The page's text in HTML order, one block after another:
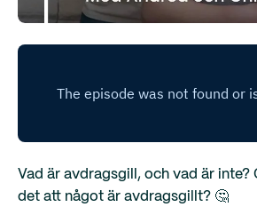
Vad är avdragsgill, och vad är inte?
det att något är avdragsgillt? 🤔